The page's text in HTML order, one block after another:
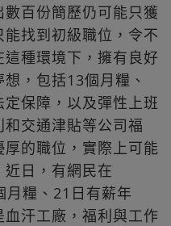
百份簡歷仍可能只獲
找到初級職位，令不
種環境下，擁有良好
，包括13個月糧、
保障，以及彈性上班
和交通津貼等公司福
的職位，實際上可能
日，有網民在
糧、21日有薪年
汗工廠，福利與工作